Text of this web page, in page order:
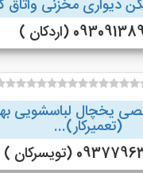
دیواری مخزنی واتاق
(اردکان )
یخچال لباسشویی
(تعمیرکار)...
(تویسرکان )